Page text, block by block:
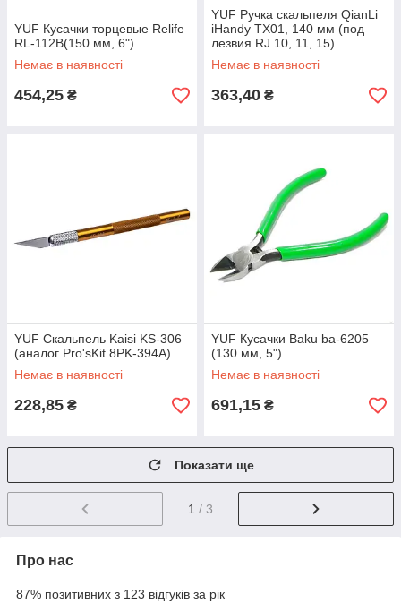
YUF Кусачки торцевые Relife
RL-112B(150 мм, 6")
Немає в наявності
454,25 ₴
YUF Ручка скальпеля QianLi
iHandy TX01, 140 мм (под
лезвия RJ 10, 11, 15)
Немає в наявності
363,40 ₴
YUF Скальпель Kaisi KS-306
(аналог Pro'sKit 8PK-394A)
Немає в наявності
228,85 ₴
YUF Кусачки Baku ba-6205
(130 мм, 5")
Немає в наявності
691,15 ₴
Показати ще
1 / 3
Про нас
87% позитивних з 123 відгуків за рік